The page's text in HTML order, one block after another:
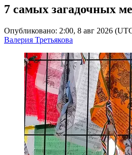
7 самых загадочных
Опубликовано: 2:00, 8 авг 2026
Валерия Третьякова